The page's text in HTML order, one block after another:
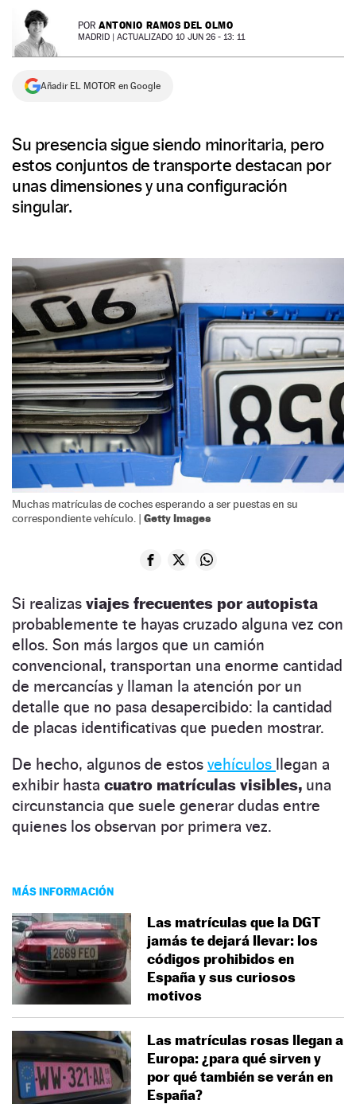
NEWSLETTER POR ANTONIO RAMOS DEL OLMO
MADRID | ACTUALIZADO 10 JUN 26 - 13: 11
Añadir EL MOTOR en Google
Su presencia sigue siendo minoritaria, pero
estos conjuntos de transporte destacan por
unas dimensiones y una configuración
singular.
Muchas matrículas de coches esperando a ser puestas en su
correspondiente vehículo. | Getty Images
Si realizas viajes frecuentes por autopista
probablemente te hayas cruzado alguna vez con
ellos. Son más largos que un camión
convencional, transportan una enorme cantidad
de mercancías y llaman la atención por un
detalle que no pasa desapercibido: la cantidad
de placas identificativas que pueden mostrar.
De hecho, algunos de estos vehículos llegan a
exhibir hasta cuatro matrículas visibles, una
circunstancia que suele generar dudas entre
quienes los observan por primera vez.
MÁS INFORMACIÓN
Las matrículas que la DGT
jamás te dejará llevar: los
códigos prohibidos en
España y sus curiosos
motivos
Las matrículas rosas llegan a
Europa: ¿para qué sirven y
por qué también se verán en
España?